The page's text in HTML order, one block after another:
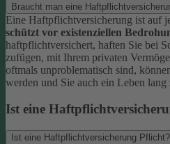
Braucht man eine
Eine Haftpflichtversicherung ist auf
schützt vor existenziellen
haftpflichtversichert, haften Sie bei
zufügen, mit Ihrem privaten
oftmals unproblematisch sind,
werden und Sie auch ein Leben
Ist eine
Ist eine Haftpflichtversicherung Pflicht?